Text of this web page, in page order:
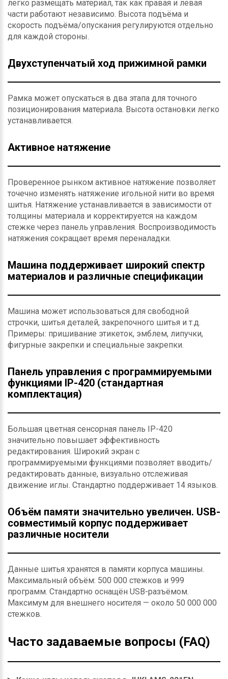
легко размещать материал, так как правая и левая
части работают независимо. Высота подъёма и
скорость подъёма/опускания регулируются отдельно
для каждой стороны.
Двухступенчатый ход прижимной рамки
Рамка может опускаться в два этапа для точного
позиционирования материала. Высота остановки легко
устанавливается.
Активное натяжение
Проверенное рынком активное натяжение позволяет
точечно изменять натяжение игольной нити во время
шитья. Натяжение устанавливается в зависимости от
толщины материала и корректируется на каждом
стежке через панель управления. Воспроизводимость
натяжения сокращает время переналадки.
Машина поддерживает широкий спектр
материалов и различные спецификации
Машина может использоваться для свободной
строчки, шитья деталей, закрепочного шитья и т.д.
Примеры: пришивание этикеток, эмблем, липучки,
фигурные закрепки и специальные закрепки.
Панель управления с программируемыми
функциями IP-420 (стандартная
комплектация)
Большая цветная сенсорная панель IP-420
значительно повышает эффективность
редактирования. Широкий экран с
программируемыми функциями позволяет вводить/
редактировать данные, визуально отслеживая
движение иглы. Стандартно поддерживает 14 языков.
Объём памяти значительно увеличен. USB-
совместимый корпус поддерживает
различные носители
Данные шитья хранятся в памяти корпуса машины.
Максимальный объём: 500 000 стежков и 999
программ. Стандартно оснащён USB-разъёмом.
Максимум для внешнего носителя — около 50 000 000
стежков.
Часто задаваемые вопросы (FAQ)